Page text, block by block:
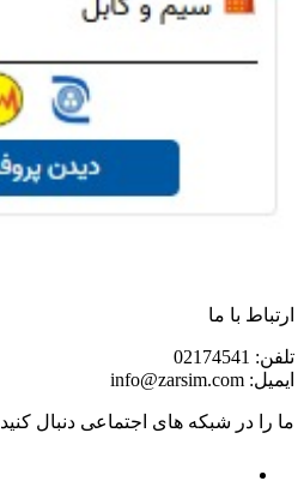
ارتباط با ما
تلفن: 02174541
ایمیل: info@zarsim.com
ما را در شبکه های اجتماعی دنبال کنید